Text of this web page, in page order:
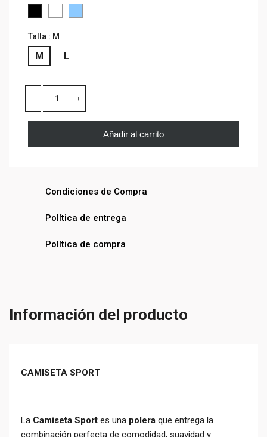
Talla : M
M L
Añadir al carrito
Condiciones de Compra
Política de entrega
Política de compra
Información del producto
CAMISETA SPORT
La Camiseta Sport es una polera que entrega la
combinación perfecta de comodidad, suavidad y